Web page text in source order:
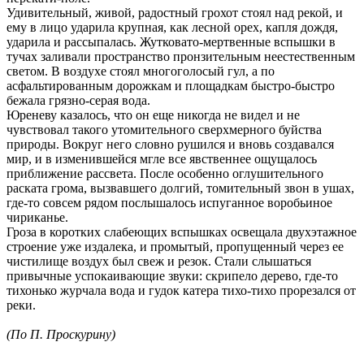
Удивительный, живой, радостный грохот стоял над рекой, и
ему в лицо ударила крупная, как лесной орех, капля дождя,
ударила и рассыпалась. Жутковато-мертвенные вспышки в
тучах заливали пространство пронзительным неестественным
светом. В воздухе стоял многоголосый гул, а по
асфальтированным дорожкам и площадкам быстро-быстро
бежала грязно-серая вода.
Юреневу казалось, что он еще никогда не видел и не
чувствовал такого утомительного сверхмерного буйства
природы. Вокруг него словно рушился и вновь создавался
мир, и в изменившейся мгле все явственнее ощущалось
приближение рассвета. После особенно оглушительного
раската грома, вызвавшего долгий, томительный звон в ушах,
где-то совсем рядом послышалось испуганное воробьиное
чириканье.
Гроза в коротких слабеющих вспышках освещала двухэтажное
строение уже издалека, и промытый, пропущенный через ее
чистилище воздух был свеж и резок. Стали слышаться
привычные успокаивающие звуки: скрипело дерево, где-то
тихонько журчала вода и гудок катера тихо-тихо прорезался от
реки.
(По П. Проскурину)